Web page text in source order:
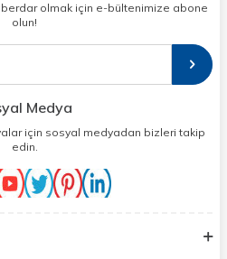
olmak için e-bültenimize abone
olun!
Medya
için sosyal medyadan bizleri takip
edin.